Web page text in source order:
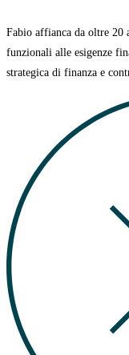
Fabio affianca da oltre 20
funzionali alle esigenze
strategica di finanza e